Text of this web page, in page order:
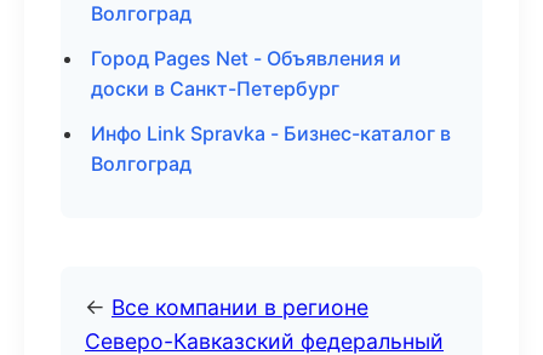
Волгоград
Город Pages Net - Объявления и
доски в Санкт-Петербург
Инфо Link Spravka - Бизнес-каталог в
Волгоград
← Все компании в регионе
Северо-Кавказский федеральный